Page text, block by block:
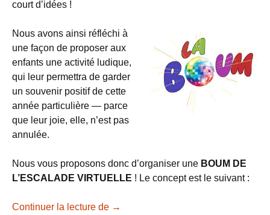
court d’idées !
Nous avons ainsi réfléchi à
une façon de proposer aux
enfants une activité ludique,
qui leur permettra de garder
un souvenir positif de cette
année particulière — parce
que leur joie, elle, n’est pas
annulée.
Nous vous proposons donc d’organiser une BOUM DE
L’ESCALADE VIRTUELLE ! Le concept est le suivant :
Continuer la lecture de Boum de l’Escalade 2020 «virtuelle»
→